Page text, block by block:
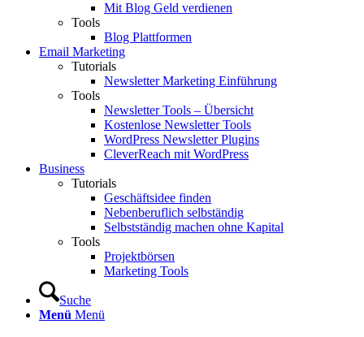
Mit Blog Geld verdienen
Tools
Blog Plattformen
Email Marketing
Tutorials
Newsletter Marketing Einführung
Tools
Newsletter Tools – Übersicht
Kostenlose Newsletter Tools
WordPress Newsletter Plugins
CleverReach mit WordPress
Business
Tutorials
Geschäftsidee finden
Nebenberuflich selbständig
Selbstständig machen ohne Kapital
Tools
Projektbörsen
Marketing Tools
Suche
Menü Menü